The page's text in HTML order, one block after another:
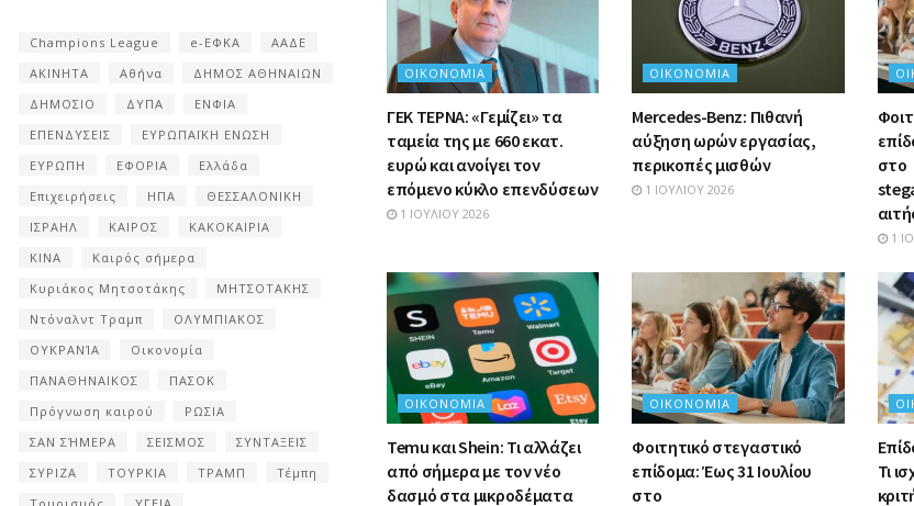
ΟΙΚΟΝΟΜΊΑ
ΓΕΚ ΤΕΡΝΑ: «Γεμίζει» τα
ταμεία της με 660 εκατ.
ευρώ και ανοίγει τον
επόμενο κύκλο επενδύσεων
1 ΙΟΥΛΊΟΥ 2026
ΟΙΚΟΝΟΜΊΑ
Mercedes-Benz: Πιθανή
αύξηση ωρών εργασίας,
περικοπές μισθών
1 ΙΟΥΛΊΟΥ 2026
στο
1
ΟΙΚΟΝΟΜΊΑ
Temu και Shein: Τι αλλάζει
από σήμερα με τον νέο
δασμό στα μικροδέματα
ΟΙΚΟΝΟΜΊΑ
Φοιτητικό στεγαστικό
επίδομα: Έως 31 Ιουλίου
στο
Τι
Champions League e-ΕΦΚΑ
ΑΑΔΕ
ΑΚΙΝΗΤΑ
Αθήνα
ΔΗΜΟΣ ΑΘΗΝΑΙΩΝ
ΔΗΜΟΣΙΟ
ΔΥΠΑ
ΕΝΦΙΑ
ΕΠΕΝΔΥΣΕΙΣ
ΕΥΡΩΠΑΪΚΗ ΕΝΩΣΗ
ΕΥΡΩΠΗ
ΕΦΟΡΙΑ
Ελλάδα
Επιχειρήσεις
ΗΠΑ
ΘΕΣΣΑΛΟΝΙΚΗ
ΙΣΡΑΗΛ
ΚΑΙΡΟΣ
ΚΑΚΟΚΑΙΡΙΑ
ΚΙΝΑ
Καιρός σήμερα
Κυριάκος Μητσοτάκης
ΜΗΤΣΟΤΑΚΗΣ
Ντόναλντ Τραμπ
ΟΛΥΜΠΙΑΚΟΣ
ΟΥΚΡΑΝΊΑ
Οικονομία
ΠΑΝΑΘΗΝΑΙΚΟΣ
ΠΑΣΟΚ
Πρόγνωση καιρού
ΡΩΣΙΑ
ΣΑΝ ΣΉΜΕΡΑ
ΣΕΙΣΜΟΣ
ΣΥΝΤΑΞΕΙΣ
ΣΥΡΙΖΑ
ΤΟΥΡΚΙΑ ΤΡΑΜΠ
Τέμπη